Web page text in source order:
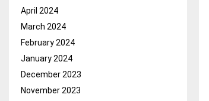
April 2024
March 2024
February 2024
January 2024
December 2023
November 2023